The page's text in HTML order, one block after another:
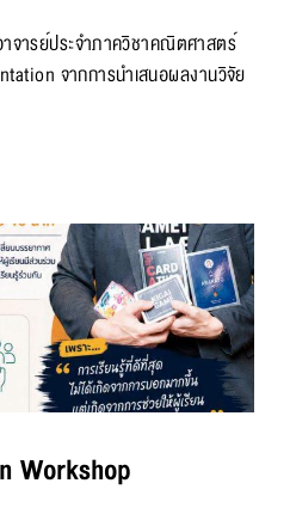
ารย์ประจำภาควิชาคณิตศาสตร์
จากการนำเสนอผลงานวิจัย
Workshop